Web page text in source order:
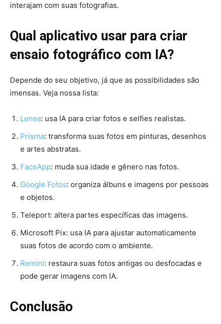
interajam com suas fotografias.
Qual aplicativo usar para criar
ensaio fotográfico com IA?
Depende do seu objetivo, já que as possibilidades são
imensas. Veja nossa lista:
Lensa: usa IA para criar fotos e selfies realistas.
Prisma: transforma suas fotos em pinturas, desenhos
e artes abstratas.
FaceApp: muda sua idade e gênero nas fotos.
Google Fotos: organiza álbuns e imagens por pessoas
e objetos.
Teleport: altera partes específicas das imagens.
Microsoft Pix: usa IA para ajustar automaticamente
suas fotos de acordo com o ambiente.
Remini: restaura suas fotos antigas ou desfocadas e
pode gerar imagens com IA.
Conclusão